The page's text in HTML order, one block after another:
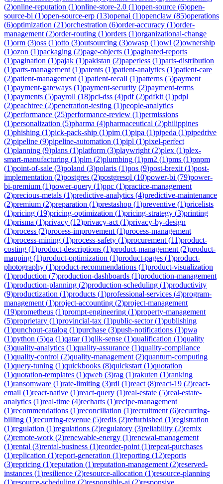
(2)online-reputation (1)online-store-2.0 (1)open-source (6)open-
source-bi (1)open-source-erp (13)openai (1)openclaw (85)operations
(6)optimization (21)orchestration (6)order-accuracy (1)order-
management (2)order-routing (1)orders (1)organizational-change
(1)orm (3)oss (1)otto (3)outsourcing (3)owasp (1)owl (2)ownership
(1)ozon (1)packaging (2)page-objects (1)paginated-reports
(1)pagination (1)pajak (1)pakistan (2)paperless (1)parts-distribution
(1)parts-management (1)patents (1)patient-analytics (1)patient-care
(2)patient-management (1)patient-recall (1)patterns (5)payment
(1)payment-gateways (1)payment-security (2)payment-terms
(1)payments (5)payroll (18)pci-dss (4)pdf(2)pdfkit (1)pdpl
(2)peachtree (2)penetration-testing (1)people-analytics
(2)performance (25)performance-review (1)permissions
(1)personalization (5)pharma (4)pharmaceutical (2)philippines
(1)phishing (1)pick-pack-ship (1)pim (1)pipa (1)pipeda (1)pipedrive
(2)pipeline (9)pipeline-automation (1)pipl (1)pixel-perfect
(1)planning (9)plans (1)platform (3)playwright (2)plex (1)plex-
smart-manufacturing (1)plm (2)plumbing (1)pm2 (1)pms (1)pnpm
(1)point-of-sale (3)poland (3)polaris (1)pos (9)post-brexit (1)post-
implementation (2)postgres (2)postgresql (10)power-bi (79)power-
bi-premium (1)power-query (1)ppc (1)practice-management
(2)precious-metals (1)predictive-analytics (4)predictive-maintenance
(2)premium (2)preparation (1)prestashop (1)preventive (1)pricelists
(1)pricing (19)pricing-optimization (1)pricing-strategy (3)printing
(1)prisma (1)privacy (12)privacy-act (1)privacy-by-design
(1)process (2)process-improvement (1)process-management
(1)process-mining (1)process-safety (1)procurement (11)product-
costing (1)product-descriptions (1)product-management (2)product-
mapping (1)product-optimization (1)product-pages (1)product-
photography (1)product-recommendations (1)product-visualization
(1)production (7)production-dashboards (1)production-management
(1)production-planning (2)production-scheduling (1)productivity
(9)productization (1)products (1)professional-services (4)program-
management (1)project-accounting (2)project-management
(19)prometheus (1)prompt-engineering (1)property-management
(5)proprietary (1)provincial-tax (1)public-sector(1)publishing
(1)punchout-catalog (1)purchase (3)push-notifications (1)pwa
(1)python (5)qa (1)qatar(1)qlik-sense (1)qualification (1)quality
(3)quality-analytics (1)quality-assurance (1)quality-compliance
(1)quality-control (2)quality-management (2)quantum-computing
(1)query-tuning (1)quickbooks (8)quickstart (1)quotation
(1)quotation-templates (1)qweb (3)rag (1)rakuten (1)ranking
(1)ransomware (1)rate-limiting (3)rdl (1)react (8)react-19 (2)react-
email (1)react-native (1)react-query (1)real-estate (5)real-estate-
analytics (1)real-time (4)recharts (1)recipe-management
(1)recommendations (1)reconciliation (1)recruitment (6)recurring-
billing (1)recurring-revenue (5)redis (2)refurbished (1)registration
(1)regulation (1)regulations (2)regulatory (3)reliability (2)remix
(2)remote-work (2)renewable-energy (1)renewal-management
(1)rental (3)rental-business (1)reorder-point (1)repeat-purchases
(1)replication (1)report-generation (1)reporting (12)reports
(3)repricing (1)reputation (1)reputation-management (2)reserved-
instances (1)resilience (2)resource-allocation (1)resource-planning
(1)resource-scheduling (2)responsible-ai (2)responsive